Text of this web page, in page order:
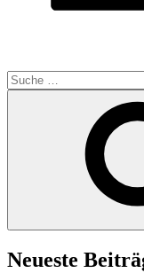
Suche
nach:
Neueste